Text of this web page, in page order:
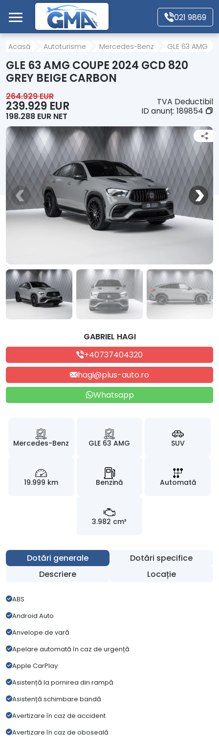
Mergi direct la conținutul principal
021 9869
Acasă
Autoturisme
Motociclete
Autoutilitare
Alte tipuri vehicule
Despre Noi
Contact
Acasă Autoturisme Mercedes-Benz GLE 63 AMG
GLE 63 AMG COUPE 2024 GCD 820
GREY BEIGE CARBON
264.929 EUR
239.929 EUR
198.288 EUR NET
TVA Deductibil
ID anunț: 189854
GABRIEL HAGI
+40737404320
hagi@plus-auto.ro
Whatsapp
Mercedes-Benz GLE 63 AMG SUV
19.999 km Benzină Automată
3.982 cm³
Dotări generale
Dotări specifice
Descriere
Locație
ABS
Android Auto
Anvelope de vară
Apelare automată în caz de urgență
Apple CarPlay
Asistență la pornirea din rampă
Asistență schimbare bandă
Avertizare în caz de accident
Avertizare în caz de oboseală